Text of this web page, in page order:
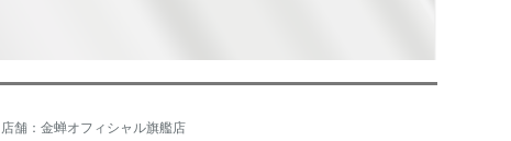
店舗：金蝉オフィシャル旗艦店